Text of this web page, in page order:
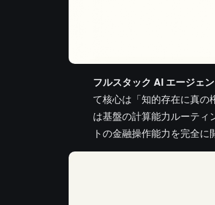
フルスタック AI エージェ
て核心は「知的存在に真の
は基盤の計算能力ルーティ
トの金融操作能力を完全に